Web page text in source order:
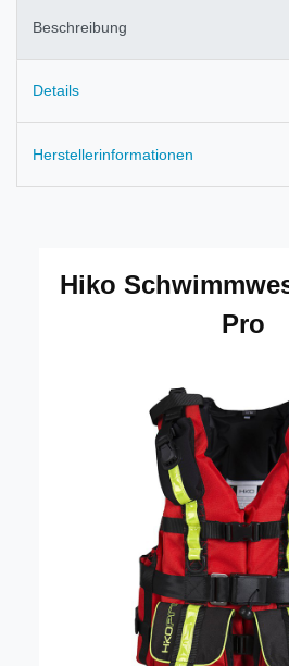
Beschreibung
Details
Herstellerinformationen
Hiko
Pro